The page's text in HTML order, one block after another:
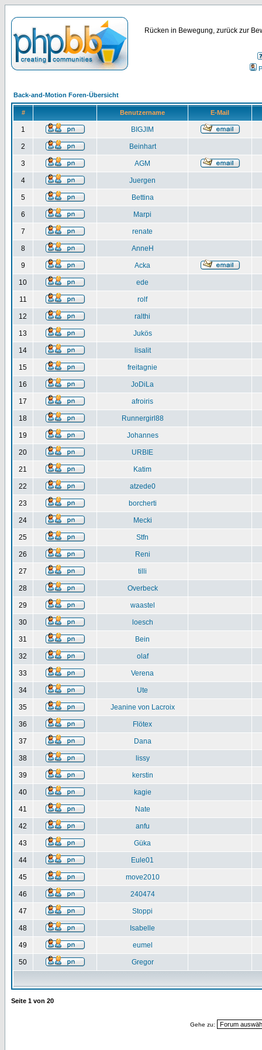
Rücken in Bewegung, zurück zur
Back-and-Motion Foren-Übersicht
# Benutzername E-Mail
1 BIGJIM
2 Beinhart
3 AGM
4 Juergen
5 Bettina
6 Marpi
7 renate
8 AnneH
9 Acka
10 ede
11 rolf
12 ralthi
13 Jukös
14 lisalit
15 freitagnie
16 JoDiLa
17 afroiris
18 Runnergirl88
19 Johannes
20 URBIE
21 Katim
22 atzede0
23 borcherti
24 Mecki
25 Stfn
26 Reni
27 tilli
28 Overbeck
29 waastel
30 loesch
31 Bein
32 olaf
33 Verena
34 Ute
35 Jeanine von Lacroix
36 Flötex
37 Dana
38 lissy
39 kerstin
40 kagie
41 Nate
42 anfu
43 Güka
44 Eule01
45 move2010
46 240474
47 Stoppi
48 Isabelle
49 eumel
50 Gregor
Seite 1 von 20
Gehe zu: